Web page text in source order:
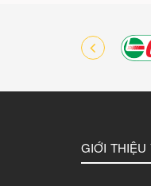
GIỚI THIỆU